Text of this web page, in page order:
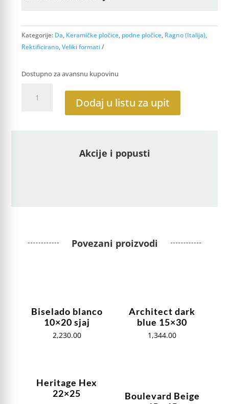
Kategorije: Da, Keramičke pločice, podne pločice, Ragno (Italija),
Rektificirano,Veliki formati
Dostupno za avansnu kupovinu
Piombo
Dodaj u listu za upit
Akcije i popusti
Povezani proizvodi
Biselado blanco
10×20 sjaj
2,230.00
Architect dark
blue 15×30
1,344.00
Heritage Hex
22×25
Boulevard Beige